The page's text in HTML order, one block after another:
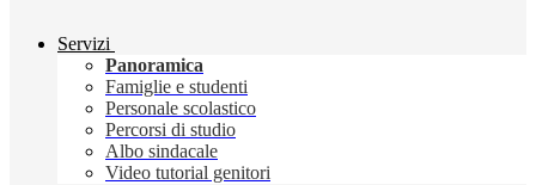
Servizi
Panoramica
Famiglie e studenti
Personale scolastico
Percorsi di studio
Albo sindacale
Video tutorial genitori